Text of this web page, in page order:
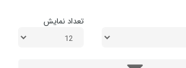
تعداد نمایش